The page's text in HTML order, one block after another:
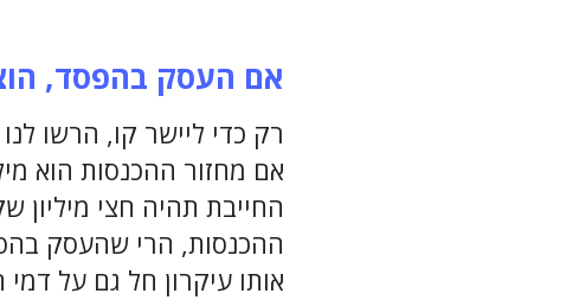
אם העסק בהפסד,
רק כדי ליישר קו, הרשו
אם מחזור ההכנסות הוא
החייבת תהיה חצי מיליון
ההכנסות, הרי שהעסק
אותו עיקרון חל גם על דמי